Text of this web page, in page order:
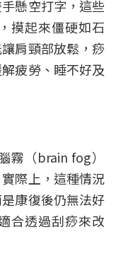
懸空打字，這些
摸起來僵硬如石
肩頸部放鬆，痧
疲勞、睡不好及
霧（brain fog）
際上，這種情況
康復後仍無法好
合透過刮痧來改